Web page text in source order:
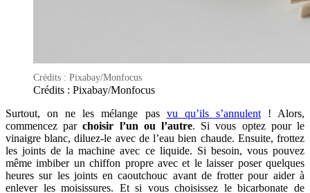
Crédits : Pixabay/Monfocus
Crédits : Pixabay/Monfocus
Surtout, on ne les mélange pas vu qu’ils s’annulent! Alors,
commencez parchoisir l’un ou l’autre. Si vous optez pour le
vinaigre blanc, diluez-le avec de l’eau bien chaude. Ensuite, frottez
les joints de la machine avec ce liquide. Si besoin, vous pouvez
même imbiber un chiffon propre avec et le laisser poser quelques
heures sur les joints en caoutchouc avant de frotter pour aider à
enlever les moisissures. Et si vous choisissez le bicarbonate de